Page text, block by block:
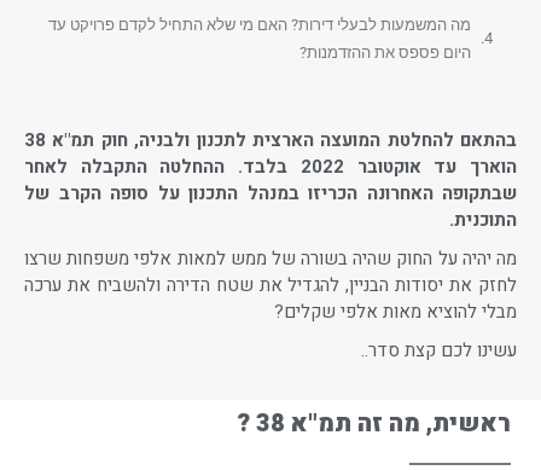
מה המשמעות לבעלי דירות? האם מי שלא התחיל לקדם פרויקט עד
היום פספס את ההזדמנות?
בהתאם להחלטת המועצה הארצית לתכנון ולבניה, חוק תמ"א 38
הוארך עד אוקטובר 2022 בלבד. ההחלטה התקבלה לאחר
שבתקופה האחרונה הכריזו במנהל התכנון על סופה הקרב של
התוכנית.
מה יהיה על החוק שהיה בשורה של ממש למאות אלפי משפחות שרצו
לחזק את יסודות הבניין, להגדיל את שטח הדירה ולהשביח את ערכה
מבלי להוציא מאות אלפי שקלים?
עשינו לכם קצת סדר..
ראשית, מה זה תמ"א 38 ?